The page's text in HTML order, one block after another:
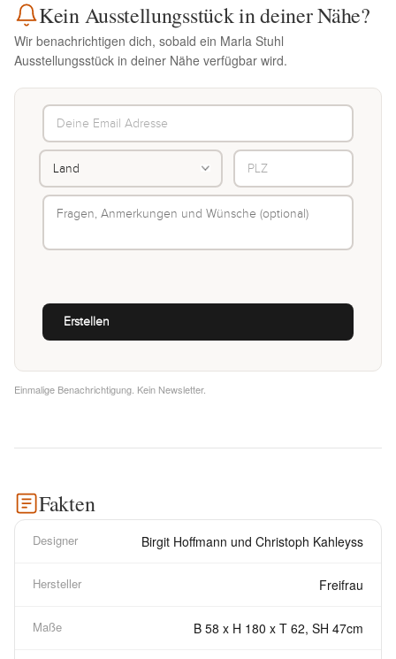
Kein Ausstellungsstück in deiner Nähe?
Wir benachrichtigen dich, sobald ein Marla Stuhl
Ausstellungsstück in deiner Nähe verfügbar wird.
Einmalige Benachrichtigung. Kein Newsletter.
Fakten
Designer Birgit Hoffmann und Christoph Kahleyss
Hersteller Freifrau
Maße B 58 x H 180 x T 62, SH 47cm